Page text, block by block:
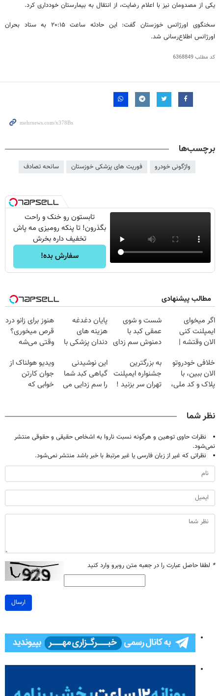
یکی از مصدومان نیز با اعلام رضایت، از انتقال به بیمارستان خودداری کرد.
سخنگوی اورژانس خوزستان گفت: این حادثه ساعت ۲۰:۱۵ به ستاد بحران
اورژانس اطلاع‌رسانی شد.
کد مطلب6368849
برچسب‌ها
واژگونی خودرو فوریت های پزشکی خوزستان سانحه تصادف
تابستون رو خنک و راحت
بگذرون! تا پنکه رومیزی مه پاش
تخفیف داره بخرش
سفارش بده!
مطالب پیشنهادی
اگر میخوای
ایمپلنت کنی
الان وقتشه |
میلیون تومان!!!
شست و شوی
عمقی کبد با
دمنوش سم زدای
پایان دغدغه
هزینه های
دندان پزشکی با
خانگی
هنوز برای زانو درد
قرص میخوری؟
وقتی می‌شه
درمانش کرد؟؟؟؟
خلافی خودروتو
الان ببین، با
پلاک و کد ملی،
به بزرگترین
جشنواره ایمپلنت
تهران سر بزنید !
این نوشیدنی
گیاهی کبد شما
را سم زدایی می
ویدیو هولناک از
جوان کارتن
خوابی که
نظر شما
نظرات حاوی توهین و هرگونه نسبت ناروا به اشخاص حقیقی و حقوقی منتشر
نمی‌شود.
نظراتی که غیر از زبان فارسی یا غیر مرتبط با خبر باشد منتشر نمی‌شود.
* لطفا حاصل عبارت را در جعبه متن روبرو وارد کنید
ارسال